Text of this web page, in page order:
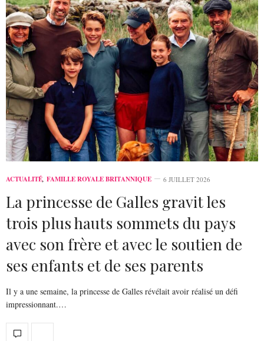
ACTUALITÉ, FAMILLE ROYALE BRITANNIQUE 6 JUILLET 2026
La princesse de Galles gravit les
trois plus hauts sommets du pays
avec son frère et avec le soutien de
ses enfants et de ses parents
Il y a une semaine, la princesse de Galles révélait avoir réalisé un défi
impressionnant.…